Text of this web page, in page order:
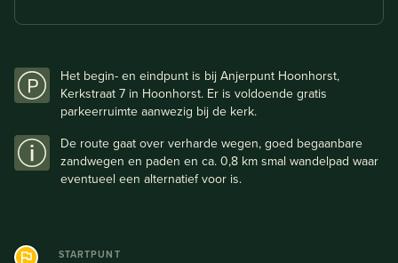
Het begin- en eindpunt is bij Anjerpunt Hoonhorst,
Kerkstraat 7 in Hoonhorst. Er is voldoende gratis
parkeerruimte aanwezig bij de kerk.
De route gaat over verharde wegen, goed begaanbare
zandwegen en paden en ca. 0,8 km smal wandelpad waar
eventueel een alternatief voor is.
STARTPUNT